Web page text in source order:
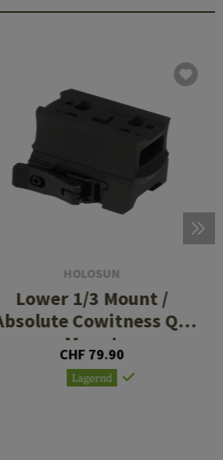
HOLOSUN
Lower 1/3 Mount /
Cowitness QD
Mount
CHF 79.90
Lagernd